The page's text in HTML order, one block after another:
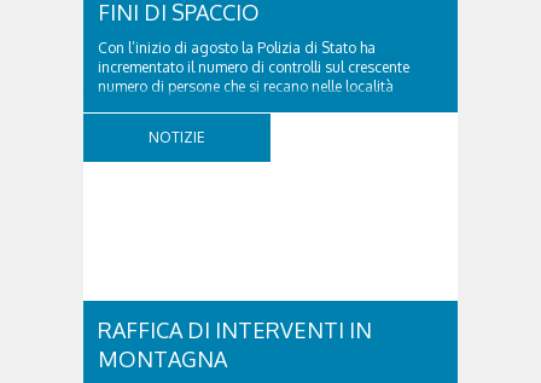
FINI DI SPACCIO
Con l’inizio di agosto la Polizia di Stato ha
incrementato il numero di controlli sul crescente
numero di persone che si recano nelle località
Cortina ha tratto in arresto un cittadino sloveno,
classe...
NOTIZIE
RAFFICA DI INTERVENTI IN
MONTAGNA